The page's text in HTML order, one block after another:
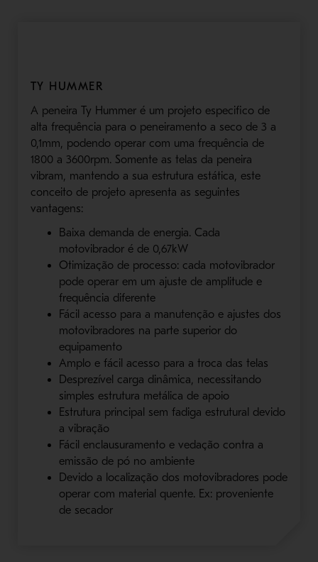
TY HUMMER
A peneira Ty Hummer é um projeto especifico de
alta frequência para o peneiramento a seco de 3 a
0,1mm, podendo operar com uma frequência de
1800 a 3600rpm. Somente as telas da peneira
vibram, mantendo a sua estrutura estática, este
conceito de projeto apresenta as seguintes
vantagens:
Baixa demanda de energia. Cada
motovibrador é de 0,67kW
Otimização de processo: cada motovibrador
pode operar em um ajuste de amplitude e
frequência diferente
Fácil acesso para a manutenção e ajustes dos
motovibradores na parte superior do
equipamento
Amplo e fácil acesso para a troca das telas
Desprezível carga dinâmica, necessitando
simples estrutura metálica de apoio
Estrutura principal sem fadiga estrutural devido
a vibração
Fácil enclausuramento e vedação contra a
emissão de pó no ambiente
Devido a localização dos motovibradores pode
operar com material quente. Ex: proveniente
de secador